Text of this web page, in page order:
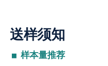
送样须知
样本量推荐